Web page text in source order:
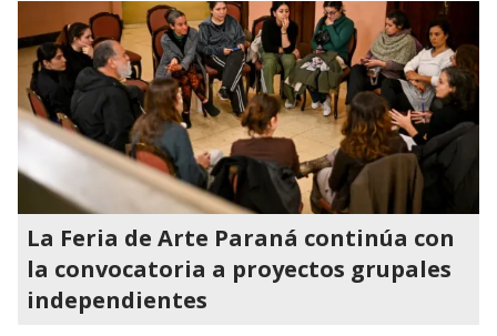
La Feria de Arte Paraná continúa con
la convocatoria a proyectos grupales
independientes